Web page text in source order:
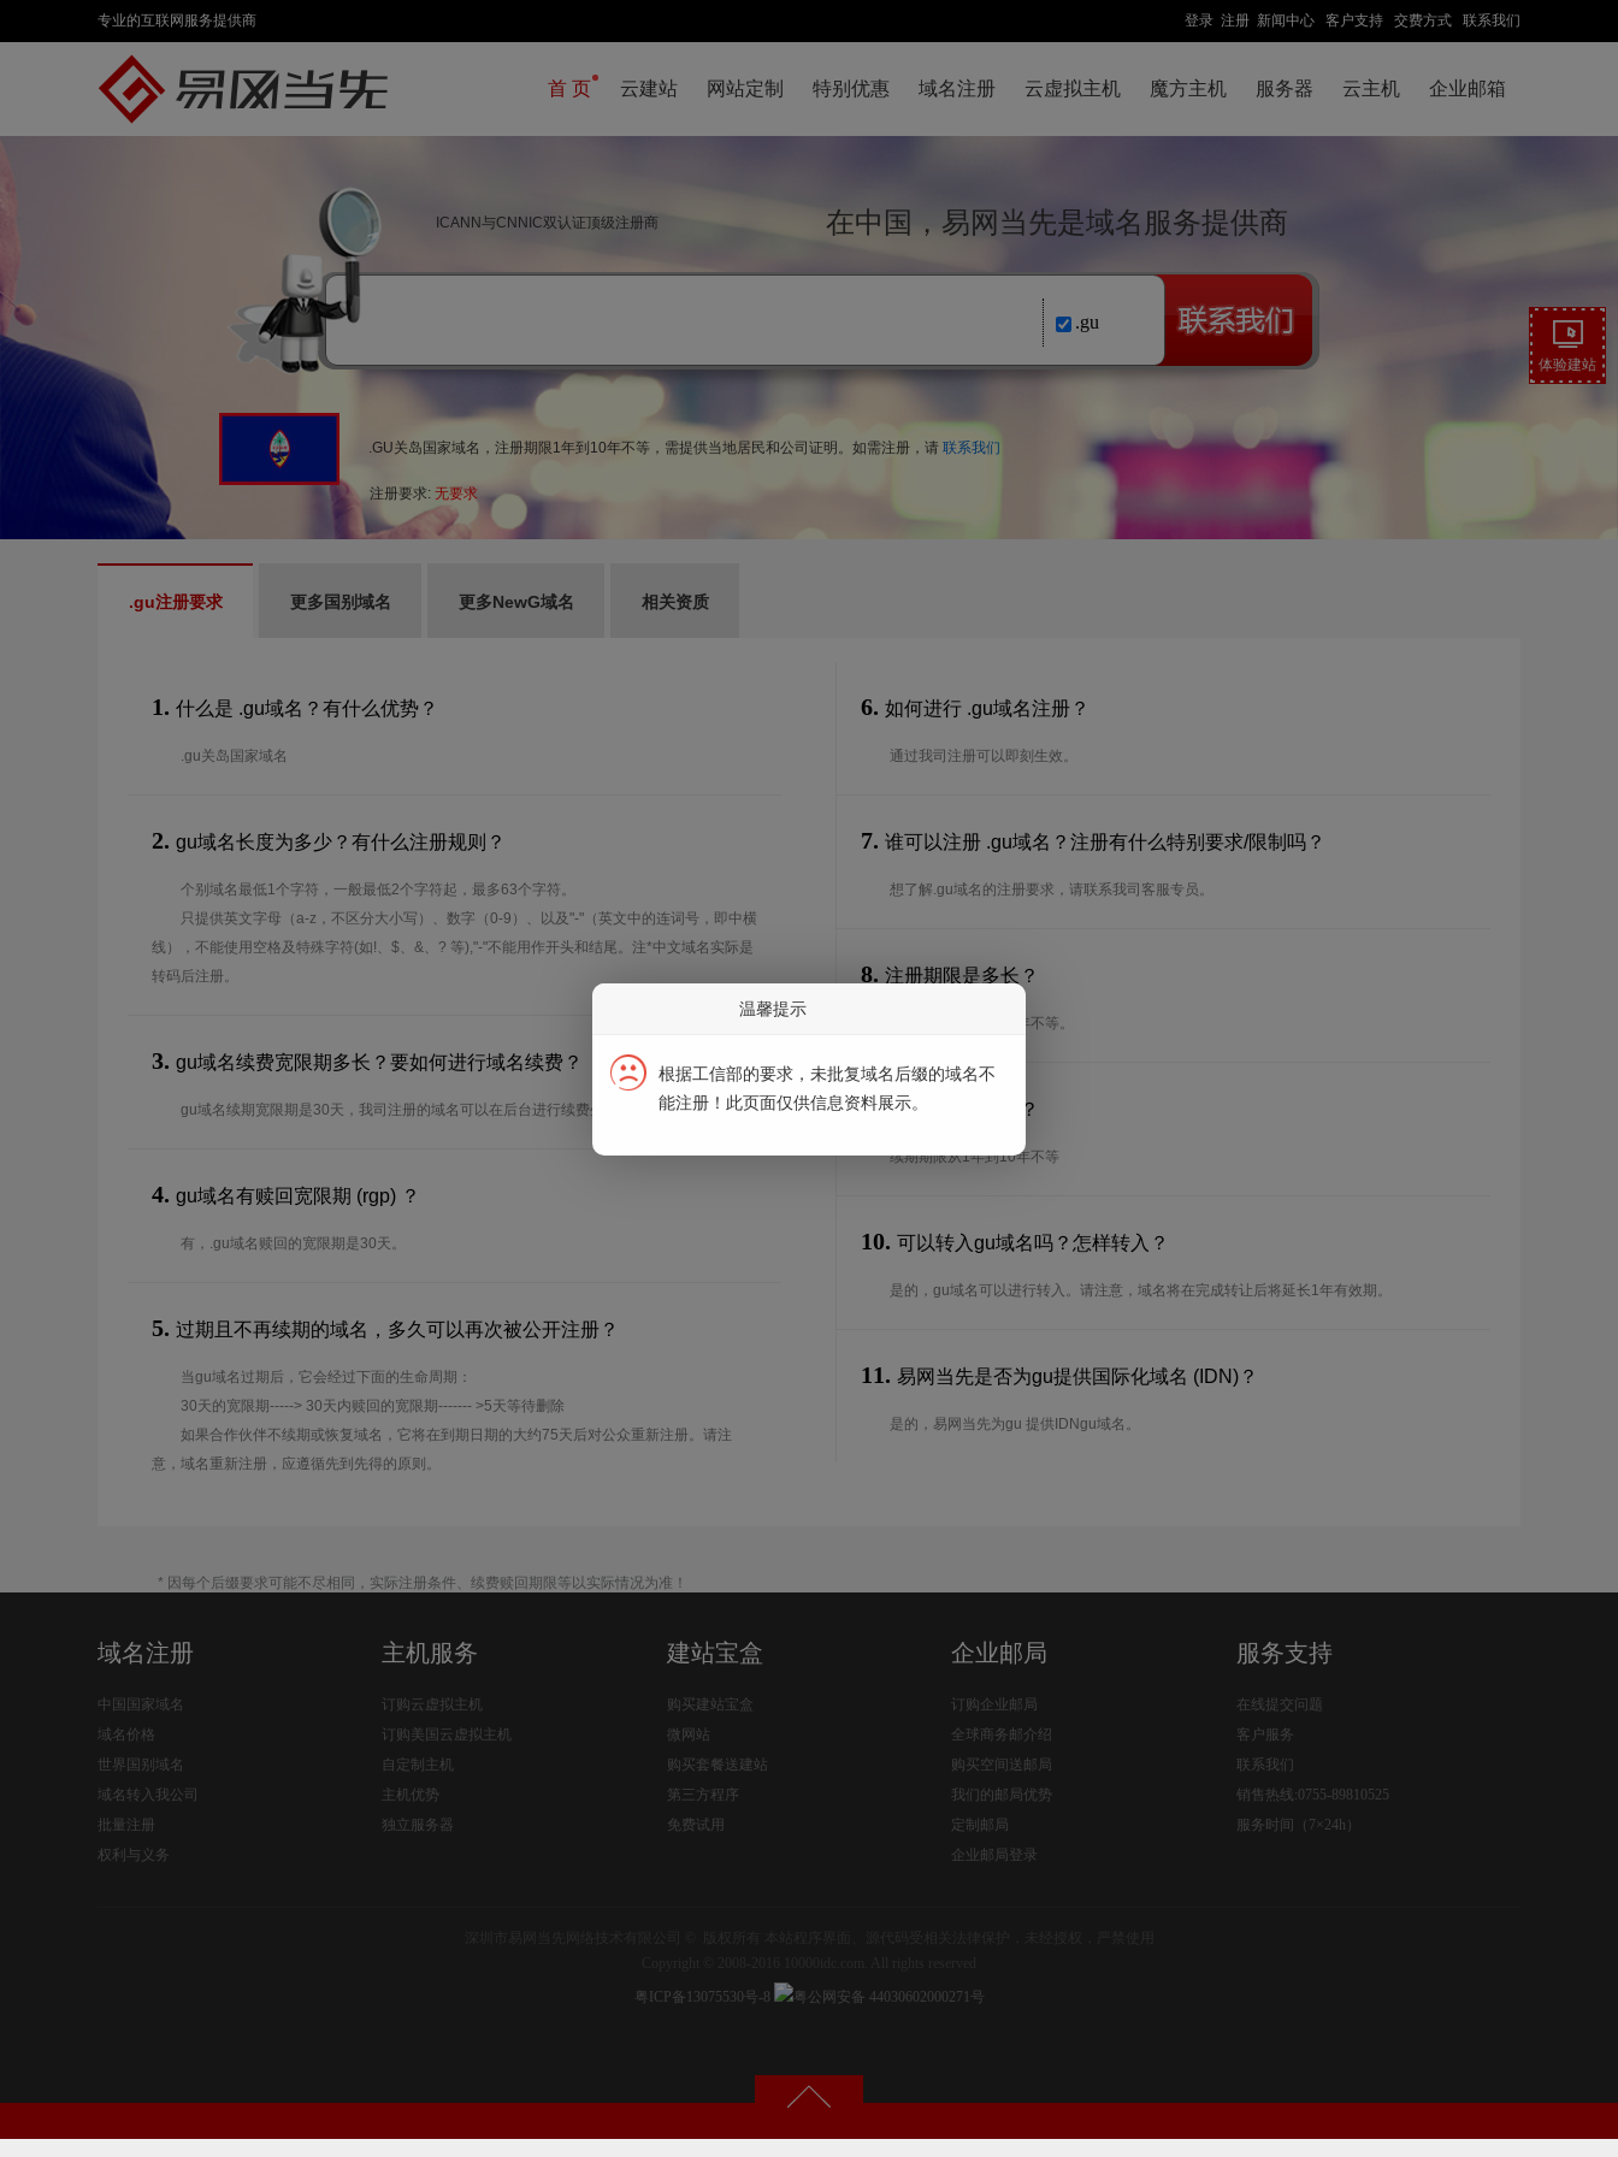
专业的互联网服务提供商 登录 注册 新闻中心 客户支持 交费方式 联系我们
首 页 云建站 网站定制 特别优惠 域名注册 云虚拟主机 魔方主机 服务器 云主机 企业邮箱
ICANN与CNNIC双认证顶级注册商 在中国，易网当先是域名服务提供商
.gu
.GU关岛国家域名，注册期限1年到10年不等，需提供当地居民和公司证明。如需注册，请 联系我们
注册要求: 无要求
.gu注册要求 更多国别域名 更多NewG域名 相关资质
1. 什么是 .gu域名？有什么优势？
.gu关岛国家域名
2. gu域名长度为多少？有什么注册规则？
个别域名最低1个字符，一般最低2个字符起，最多63个字符。
只提供英文字母（a-z，不区分大小写）、数字（0-9）、以及"-"（英文中的连词号，即中横
线），不能使用空格及特殊字符(如!、$、&、? 等),"-"不能用作开头和结尾。注*中文域名实际是
转码后注册。
3. gu域名续费宽限期多长？要如何进行域名续费？
gu域名续期宽限期是30天，我司注册的域名可以在后台进行续费生效。
4. gu域名有赎回宽限期 (rgp) ？
有，.gu域名赎回的宽限期是30天。
5. 过期且不再续期的域名，多久可以再次被公开注册？
当gu域名过期后，它会经过下面的生命周期：
30天的宽限期-----> 30天内赎回的宽限期------- >5天等待删除
如果合作伙伴不续期或恢复域名，它将在到期日期的大约75天后对公众重新注册。请注
意，域名重新注册，应遵循先到先得的原则。
6. 如何进行 .gu域名注册？
通过我司注册可以即刻生效。
7. 谁可以注册 .gu域名？注册有什么特别要求/限制吗？
想了解.gu域名的注册要求，请联系我司客服专员。
8. 注册期限是多长？
注册期限从1年到10年不等。
9. 续期期限是多长？
续期期限从1年到10年不等
10. 可以转入gu域名吗？怎样转入？
是的，gu域名可以进行转入。请注意，域名将在完成转让后将延长1年有效期。
11. 易网当先是否为gu提供国际化域名 (IDN)？
是的，易网当先为gu 提供IDNgu域名。
* 因每个后缀要求可能不尽相同，实际注册条件、续费赎回期限等以实际情况为准！
域名注册
中国国家域名
域名价格
世界国别域名
域名转入我公司
批量注册
权利与义务
主机服务
订购云虚拟主机
订购美国云虚拟主机
自定制主机
主机优势
独立服务器
建站宝盒
购买建站宝盒
微网站
购买套餐送建站
第三方程序
免费试用
企业邮局
订购企业邮局
全球商务邮介绍
购买空间送邮局
我们的邮局优势
定制邮局
企业邮局登录
服务支持
在线提交问题
客户服务
联系我们
销售热线:0755-89810525
服务时间（7×24h）
粤ICP备13075530号-8
粤公网安备 44030602000271号
体验建站
温馨提示
根据工信部的要求，未批复域名后缀的域名不
能注册！此页面仅供信息资料展示。